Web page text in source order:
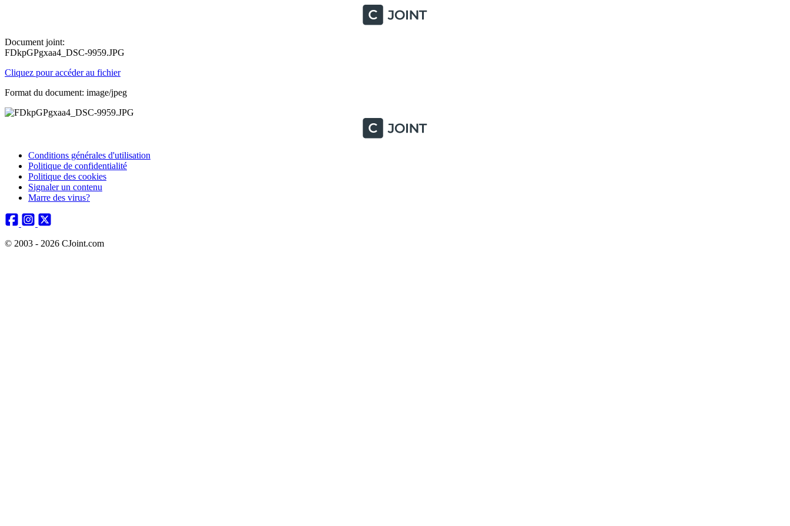
Document joint:
FDkpGPgxaa4_DSC-9959.JPG
Cliquez pour accéder au fichier
Format du document: image/jpeg
Conditions générales d'utilisation
Politique de confidentialité
Politique des cookies
Signaler un contenu
Marre des virus?
© 2003 - 2026 CJoint.com